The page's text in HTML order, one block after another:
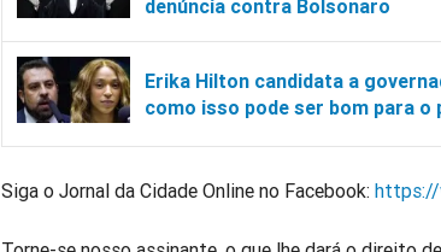
denúncia contra Bolsonaro
Erika Hilton candidata a
como isso pode ser bom para o
Siga o Jornal da Cidade Online no Facebook: https://